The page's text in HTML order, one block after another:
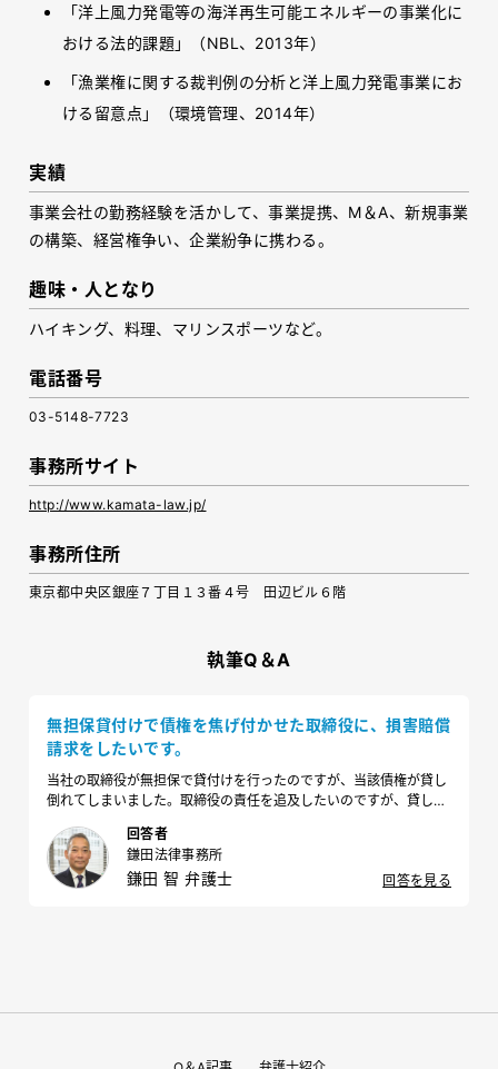
「洋上風力発電等の海洋再生可能エネルギーの事業化に
おける法的課題」（NBL、2013年）
「漁業権に関する裁判例の分析と洋上風力発電事業にお
ける留意点」（環境管理、2014年）
実績
事業会社の勤務経験を活かして、事業提携、M＆A、新規事業
の構築、経営権争い、企業紛争に携わる。
趣味・人となり
ハイキング、料理、マリンスポーツなど。
電話番号
03-5148-7723
事務所サイト
http://www.kamata-law.jp/
事務所住所
東京都中央区銀座７丁目１３番４号 田辺ビル６階
執筆Q＆A
無担保貸付けで債権を焦げ付かせた取締役に、損害賠償
請求をしたいです。
当社の取締役が無担保で貸付けを行ったのですが、当該債権が貸し
倒れてしまいました。取締役の責任を追及したいのですが、貸し倒
ですか？
回答者
鎌田法律事務所
鎌田 智 弁護士 回答を見る